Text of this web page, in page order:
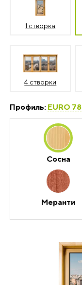
1 створка
4 створки
Профиль: EURO 78
Сосна
Меранти